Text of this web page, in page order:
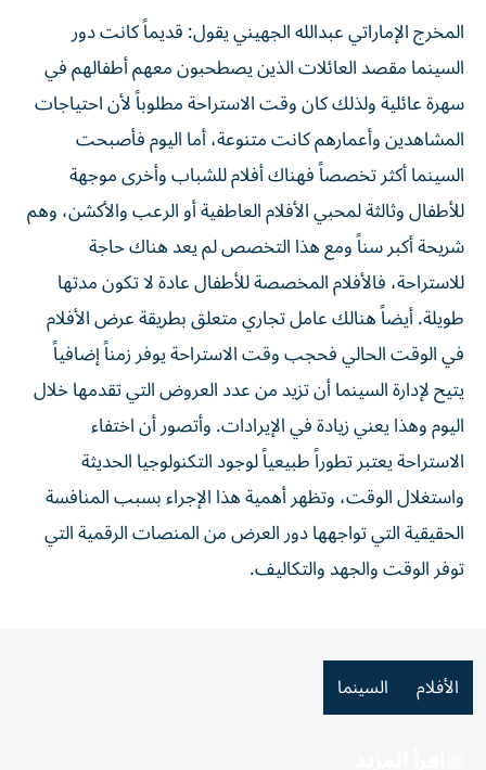
المخرج الإماراتي عبدالله الجهيني يقول: قديماً كانت دور
السينما مقصد العائلات الذين يصطحبون معهم أطفالهم في
سهرة عائلية ولذلك كان وقت الاستراحة مطلوباً لأن احتياجات
المشاهدين وأعمارهم كانت متنوعة، أما اليوم فأصبحت
السينما أكثر تخصصاً فهناك أفلام للشباب وأخرى موجهة
للأطفال وثالثة لمحبي الأفلام العاطفية أو الرعب والأكشن، وهم
شريحة أكبر سناً ومع هذا التخصص لم يعد هناك حاجة
للاستراحة، فالأفلام المخصصة للأطفال عادة لا تكون مدتها
طويلة. أيضاً هنالك عامل تجاري متعلق بطريقة عرض الأفلام
في الوقت الحالي فحجب وقت الاستراحة يوفر زمناً إضافياً
يتيح لإدارة السينما أن تزيد من عدد العروض التي تقدمها خلال
اليوم وهذا يعني زيادة في الإيرادات. وأتصور أن اختفاء
الاستراحة يعتبر تطوراً طبيعياً لوجود التكنولوجيا الحديثة
واستغلال الوقت، وتظهر أهمية هذا الإجراء بسبب المنافسة
الحقيقية التي تواجهها دور العرض من المنصات الرقمية التي
توفر الوقت والجهد والتكاليف.
الأفلام السينما